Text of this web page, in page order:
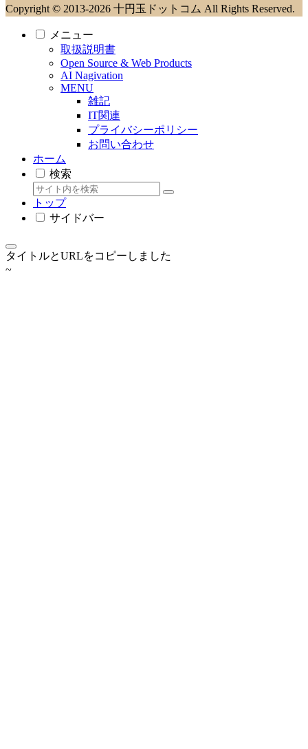
Copyright © 2013-2026 十円玉ドットコム All Rights Reserved.
メニュー
取扱説明書
Open Source & Web Products
AI Nagivation
MENU
雑記
IT関連
プライバシーポリシー
お問い合わせ
ホーム
検索
トップ
サイドバー
タイトルとURLをコピーしました
~